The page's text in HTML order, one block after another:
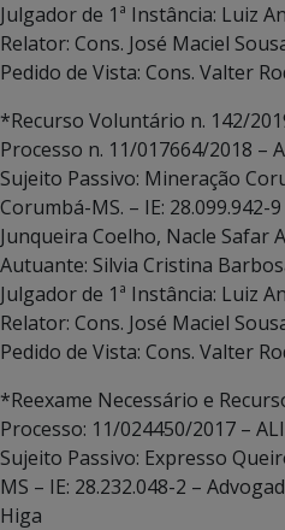
Julgador de 1ª Instância: Luiz
Relator: Cons. José Maciel
Pedido de Vista: Cons. Valter
*Recurso Voluntário n. 142/
Processo n. 11/017664/2018 –
Sujeito Passivo: Mineração
Corumbá-MS. – IE: 28.099.942-
Junqueira Coelho, Nacle Safar
Autuante: Silvia Cristina
Julgador de 1ª Instância: Luiz
Relator: Cons. José Maciel
Pedido de Vista: Cons. Valter
*Reexame Necessário e
Processo: 11/024450/2017 –
Sujeito Passivo: Expresso
MS – IE: 28.232.048-2 –
Higa